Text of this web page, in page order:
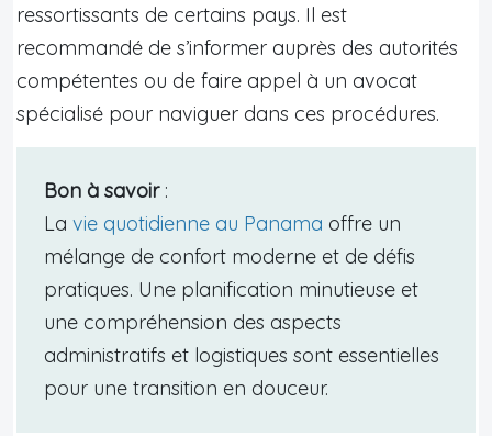
ressortissants de certains pays. Il est
recommandé de s’informer auprès des autorités
compétentes ou de faire appel à un avocat
spécialisé pour naviguer dans ces procédures.
Bon à savoir:
La vie quotidienne au Panama offre un
mélange de confort moderne et de défis
pratiques. Une planification minutieuse et
une compréhension des aspects
administratifs et logistiques sont essentielles
pour une transition en douceur.